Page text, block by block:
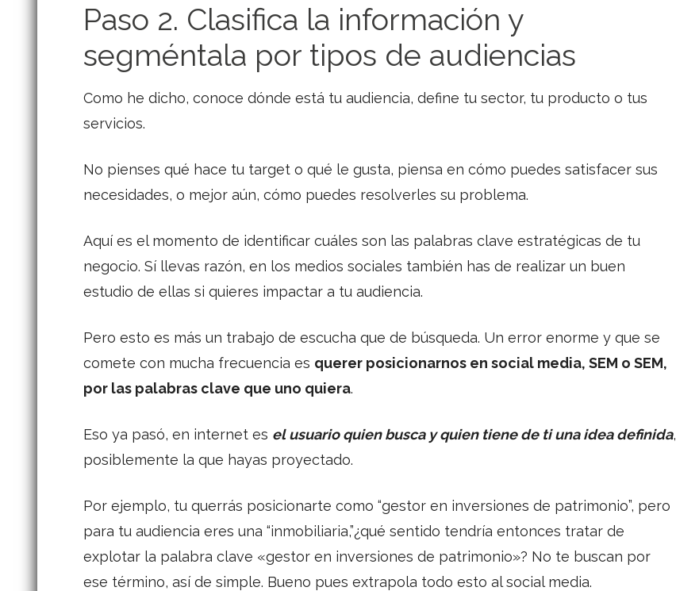
Paso 2. Clasifica la información y
segméntala por tipos de audiencias
Como he dicho, conoce dónde está tu audiencia, define tu sector, tu producto o tus
servicios.
No pienses qué hace tu target o qué le gusta, piensa en cómo puedes satisfacer sus
necesidades, o mejor aún, cómo puedes resolverles su problema.
Aquí es el momento de identificar cuáles son las palabras clave estratégicas de tu
negocio. Sí llevas razón, en los medios sociales también has de realizar un buen
estudio de ellas si quieres impactar a tu audiencia.
Pero esto es más un trabajo de escucha que de búsqueda. Un error enorme y que se
comete con mucha frecuencia es querer posicionarnos en social media, SEM o SEM,
por las palabras clave que uno quiera.
Eso ya pasó, en internet es el usuario quien busca y quien tiene de ti una idea definida,
posiblemente la que hayas proyectado.
Por ejemplo, tu querrás posicionarte como “gestor en inversiones de patrimonio”, pero
para tu audiencia eres una “inmobiliaria,”¿qué sentido tendría entonces tratar de
explotar la palabra clave «gestor en inversiones de patrimonio»? No te buscan por
ese término, así de simple. Bueno pues extrapola todo esto al social media.